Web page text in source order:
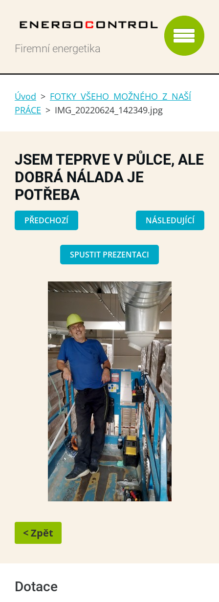
Firemní energetika
Úvod > FOTKY VŠEHO MOŽNÉHO Z NAŠÍ
PRÁCE > IMG_20220624_142349.jpg
JSEM TEPRVE V PŮLCE, ALE
DOBRÁ NÁLADA JE
POTŘEBA
PŘEDCHOZÍ NÁSLEDUJÍCÍ
SPUSTIT PREZENTACI
< Zpět
Dotace